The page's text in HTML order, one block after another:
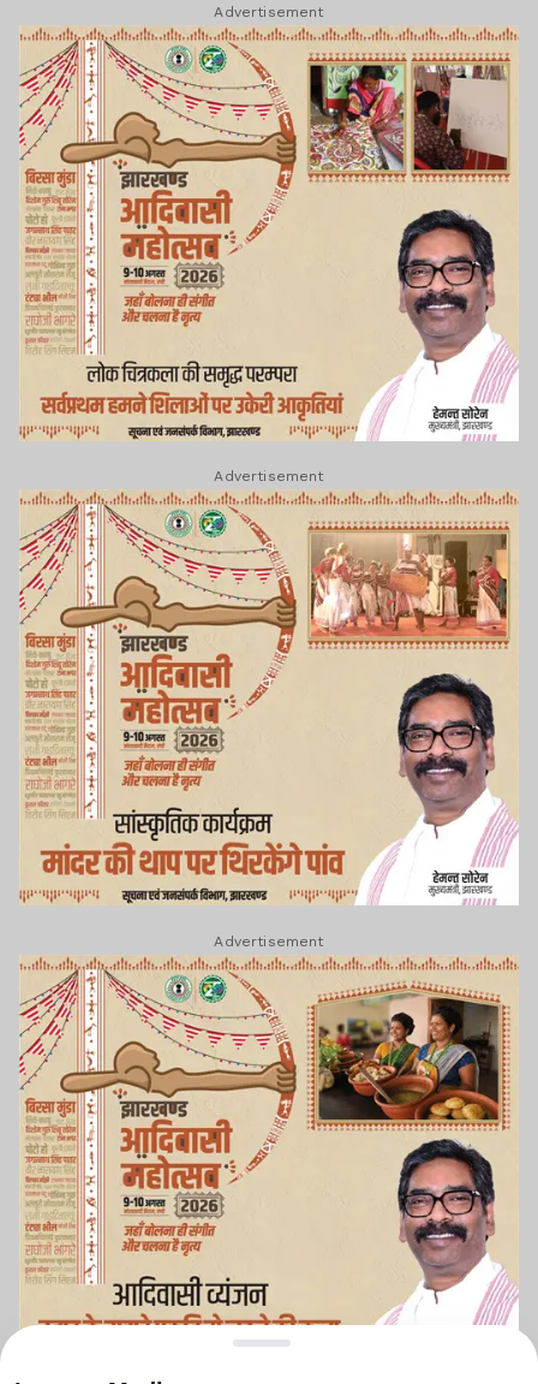
Advertisement
Advertisement
Advertisement